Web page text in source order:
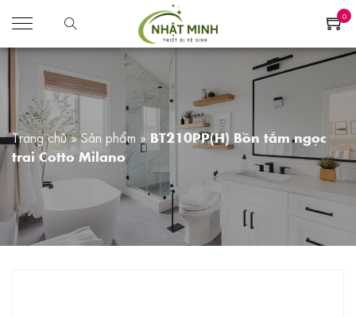
0
Trang chủ»Sản phẩm » BT210PP(H) Bồn tắm ngọc
trai Cotto Milano